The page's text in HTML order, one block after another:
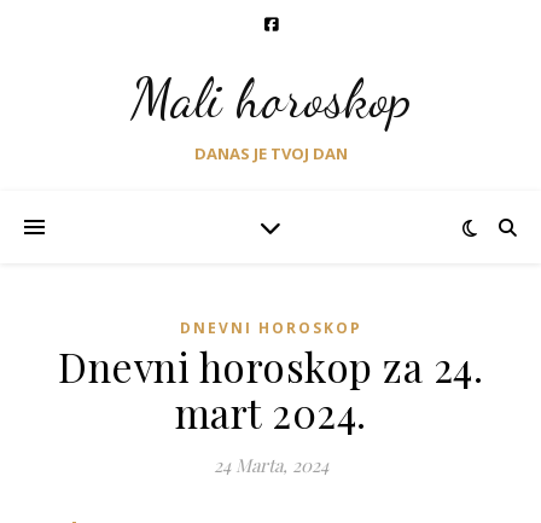
Mali horoskop
DANAS JE TVOJ DAN
DNEVNI HOROSKOP
Dnevni horoskop za 24.
mart 2024.
24 Marta, 2024